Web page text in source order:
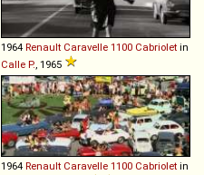
1964 Renault Caravelle 1100 Cabriolet in
Calle P. , 1965
1964 Renault Caravelle 1100 Cabriolet in